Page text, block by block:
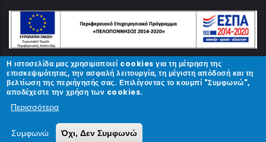
© CopyrightΚΠΑΜ2023.
Η ιστοσελίδα μας χρησιμοποιεί cookies για τη μέτρηση της
επισκεψιμότητας, την ασφαλή λειτουργία, τη μέγιστη απόδοσή και τη
βελτίωση της περιήγησής σας. Επιλέγοντας το κουμπί "Συμφωνώ",
αποδέχεστε την χρήση των cookies.
Περισσότερα
Συμφωνώ Όχι, Δεν Συμφωνώ